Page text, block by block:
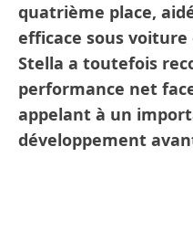
quatrième place,
efficace sous
Stella a toutefois
performance net
appelant à un
développement